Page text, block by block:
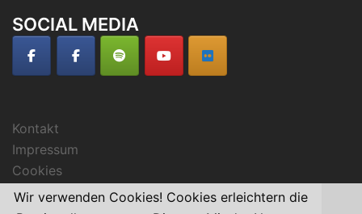
SOCIAL MEDIA
Kontakt
Impressum
Cookies
Wir verwenden Cookies! Cookies erleichtern die